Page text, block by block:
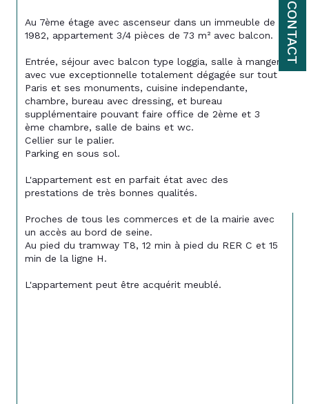
CONTACT
Au 7ème étage avec ascenseur dans un immeuble de
1982, appartement 3/4 pièces de 73 m² avec balcon.
Entrée, séjour avec balcon type loggia, salle à manger
avec vue exceptionnelle totalement dégagée sur tout
Paris et ses monuments, cuisine independante,
chambre, bureau avec dressing, et bureau
supplémentaire pouvant faire office de 2ème et 3
ème chambre, salle de bains et wc.
Cellier sur le palier.
Parking en sous sol.
L'appartement est en parfait état avec des
prestations de très bonnes qualités.
Proches de tous les commerces et de la mairie avec
un accès au bord de seine.
Au pied du tramway T8, 12 min à pied du RER C et 15
min de la ligne H.
L'appartement peut être acquérit meublé.